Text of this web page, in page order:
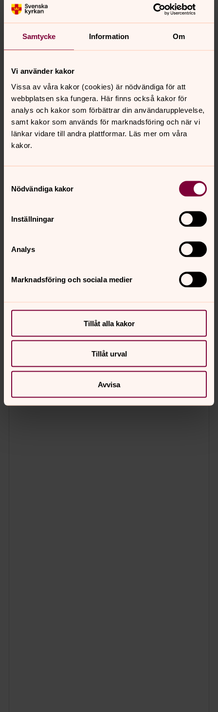
Samtycke Information Om
Vi använder kakor
Vissa av våra kakor (cookies) är nödvändiga för att
webbplatsen ska fungera. Här finns också kakor för
analys och kakor som förbättrar din användarupplevelse,
samt kakor som används för marknadsföring och när vi
länkar vidare till andra plattformar. Läs mer om våra
kakor.
Nödvändiga kakor
Inställningar
Analys
Marknadsföring och sociala medier
Tillåt alla kakor
Tillåt urval
Avvisa